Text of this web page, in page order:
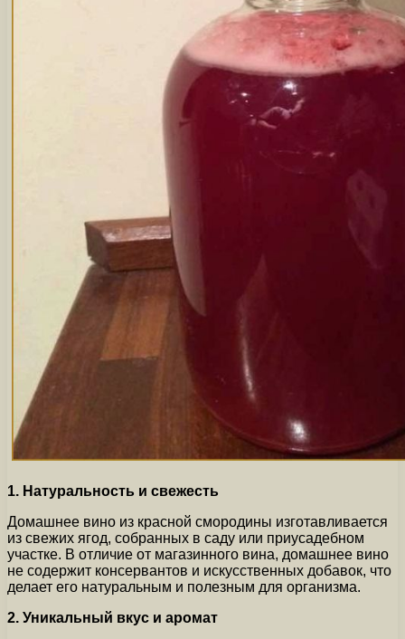
1. Натуральность и свежесть
Домашнее вино из красной смородины изготавливается
из свежих ягод, собранных в саду или приусадебном
участке. В отличие от магазинного вина, домашнее вино
не содержит консервантов и искусственных добавок, что
делает его натуральным и полезным для организма.
2. Уникальный вкус и аромат